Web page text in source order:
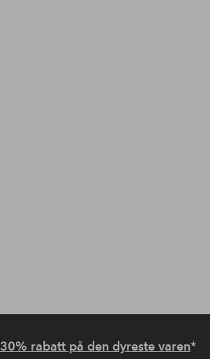
30% rabatt på den dyreste varen*